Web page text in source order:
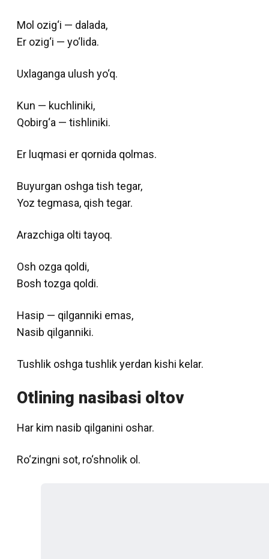
Mol ozig‘i — dalada,
Er ozig‘i — yo‘lida.
Uxlaganga ulush yo‘q.
Kun — kuchliniki,
Qobirg‘a — tishliniki.
Er luqmasi er qornida qolmas.
Buyurgan oshga tish tegar,
Yoz tegmasa, qish tegar.
Arazchiga olti tayoq.
Osh ozga qoldi,
Bosh tozga qoldi.
Hasip — qilganniki emas,
Nasib qilganniki.
Tushlik oshga tushlik yerdan kishi kelar.
Otlining nasibasi oltov
Har kim nasib qilganini oshar.
Ro‘zingni sot, ro‘shnolik ol.